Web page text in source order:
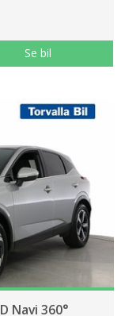
Se bil
Navi 360°